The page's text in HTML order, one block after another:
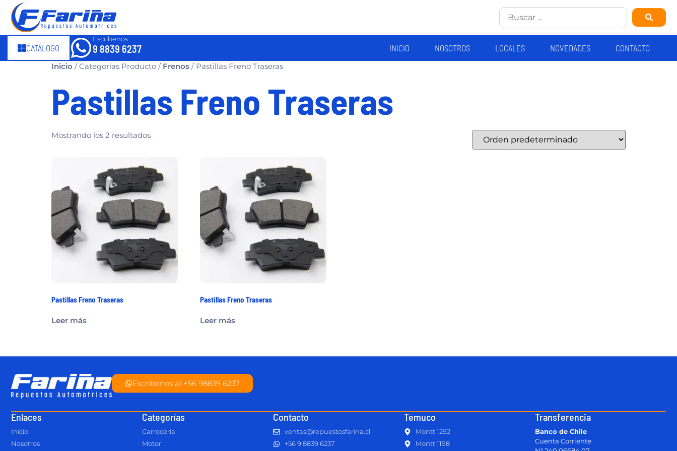
CATÁLOGO
Escríbenos
9 8839 6237 INICIO NOSOTROS LOCALES NOVEDADES CONTACTO
Inicio / Categorías Producto / Frenos / Pastillas Freno Traseras
Pastillas Freno Traseras
Mostrando los 2 resultados
Pastillas Freno Traseras
Leer más
Pastillas Freno Traseras
Leer más
Escríbenos al +56 98839 6237
Enlaces
Inicio
Nosotros
Categorías
Carrocería
Motor
Contacto
ventas@repuestosfarina.cl
+56 9 8839 6237
Temuco
Montt 1292
Montt 1198
Transferencia
Banco de Chile
Cuenta Corriente